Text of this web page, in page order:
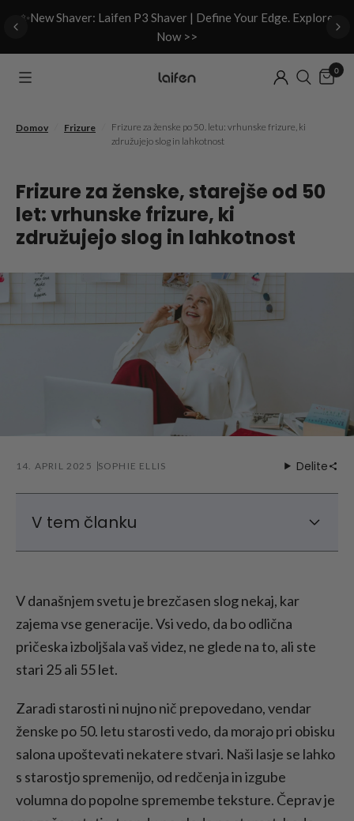
✨New Shaver: Laifen P3 Shaver | Define Your Edge. Explore
Now >>
0
Domov Frizure
Frizure za ženske po 50. letu: vrhunske frizure, ki
združujejo slog in lahkotnost
Frizure za ženske, starejše od 50
let: vrhunske frizure, ki
združujejo slog in lahkotnost
14. APRIL 2025 SOPHIE ELLIS Delite
V tem članku
Kratke pričeske za ženske, starejše od 50 let
Srednje pričeske za ženske nad 50 let
Zaključek - Najboljše frizure za ženske nad
50 let
V današnjem svetu je brezčasen slog nekaj, kar
zajema vse generacije. Vsi vedo, da bo odlična
pričeska izboljšala vaš videz, ne glede na to, ali ste
stari 25 ali 55 let.
Zaradi starosti ni nujno nič prepovedano, vendar
ženske po 50. letu starosti vedo, da morajo pri obisku
salona upoštevati nekatere stvari. Naši lasje se lahko
s starostjo spremenijo, od redčenja in izgube
volumna do popolne spremembe teksture. Čeprav je